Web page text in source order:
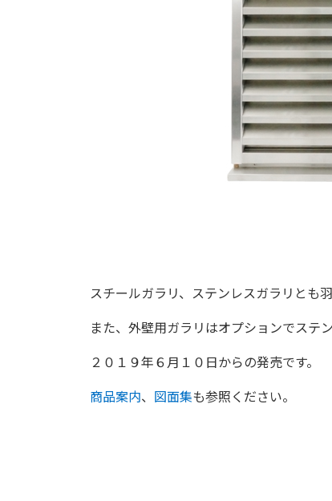
スチールガラリ、ステンレスガラリとも
また、外壁用ガラリはオプションでステ
２０１９年６月１０日からの発売です。
商品案内、 図面集も参照ください。